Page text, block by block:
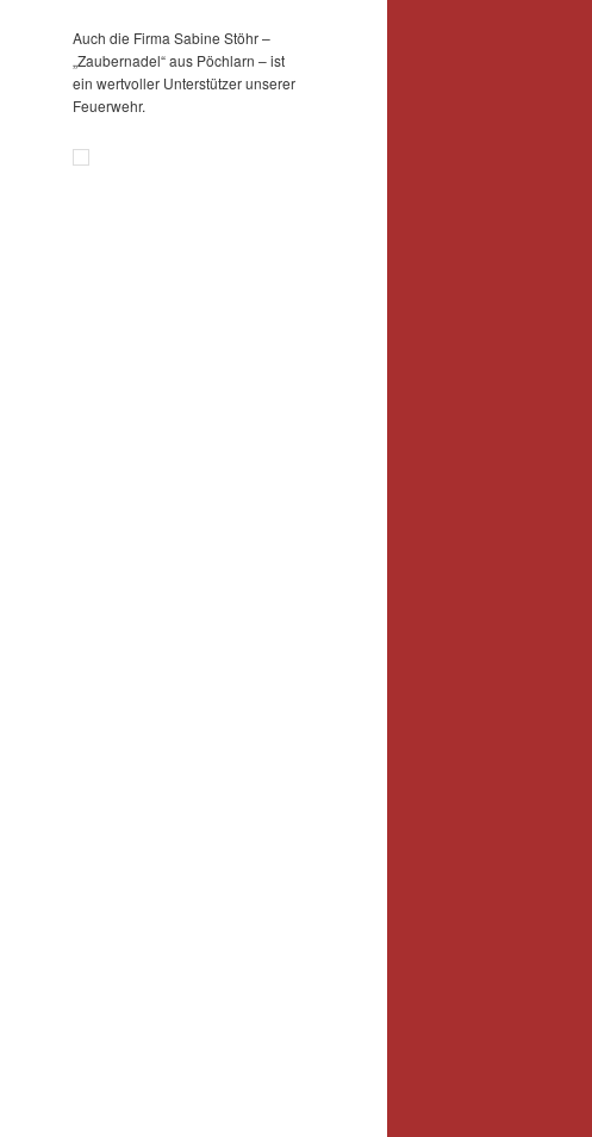
Auch die Firma Sabine Stöhr –
„Zaubernadel“ aus Pöchlarn – ist
ein wertvoller Unterstützer unserer
Feuerwehr.